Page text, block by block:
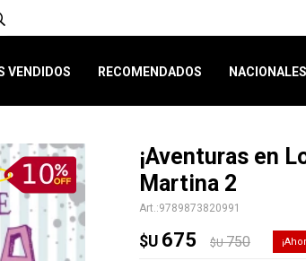
VENDIDOS RECOMENDADOS NACIONALES
¡Aventuras en
Martina 2
9789873820991
$U 675 $U 750